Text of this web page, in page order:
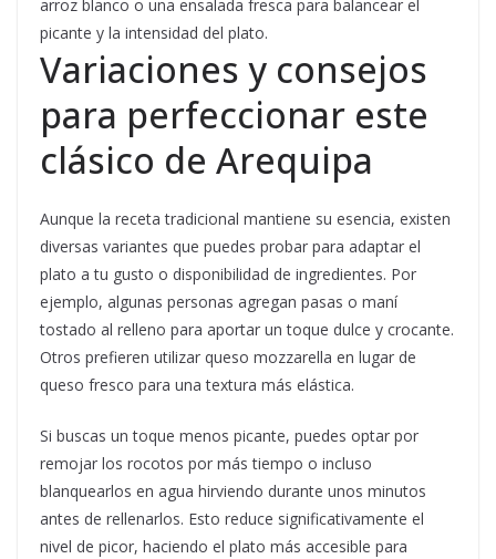
arroz blanco o una ensalada fresca para balancear el
picante y la intensidad del plato.
Variaciones y consejos
para perfeccionar este
clásico de Arequipa
Aunque la receta tradicional mantiene su esencia, existen
diversas variantes que puedes probar para adaptar el
plato a tu gusto o disponibilidad de ingredientes. Por
ejemplo, algunas personas agregan pasas o maní
tostado al relleno para aportar un toque dulce y crocante.
Otros prefieren utilizar queso mozzarella en lugar de
queso fresco para una textura más elástica.
Si buscas un toque menos picante, puedes optar por
remojar los rocotos por más tiempo o incluso
blanquearlos en agua hirviendo durante unos minutos
antes de rellenarlos. Esto reduce significativamente el
nivel de picor, haciendo el plato más accesible para